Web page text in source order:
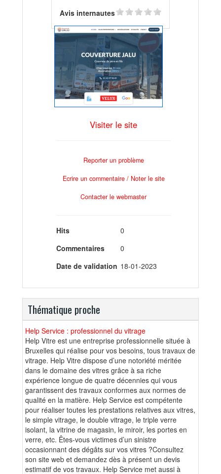
Avis internautes
Visiter le site
Reporter un problème
Ecrire un commentaire / Noter le site
Contacter le webmaster
Hits
0
Commentaires
0
Date de validation 18-01-2023
Thématique proche
Help Service : professionnel du vitrage
Help Vitre est une entreprise professionnelle située à
Bruxelles qui réalise pour vos besoins, tous travaux de
vitrage. Help Vitre dispose d’une notoriété méritée
dans le domaine des vitres grâce à sa riche
expérience longue de quatre décennies qui vous
garantissent des travaux conformes aux normes de
qualité en la matière. Help Service est compétente
pour réaliser toutes les prestations relatives aux vitres,
le simple vitrage, le double vitrage, le triple verre
isolant, la vitrine de magasin, le miroir, les portes en
verre, etc. Êtes-vous victimes d’un sinistre
occasionnant des dégâts sur vos vitres ?Consultez
son site web et demandez dès à présent un devis
estimatif de vos travaux. Help Service met aussi à